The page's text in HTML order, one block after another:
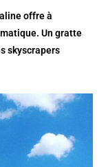
offre à
Un gratte
skyscrapers